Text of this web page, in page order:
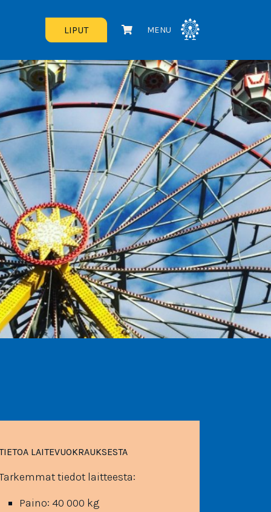
LIPUT MENU
LAITE­VUOKRAUKSESTA
tiedot laitteesta:
Paino: 40 000 kg